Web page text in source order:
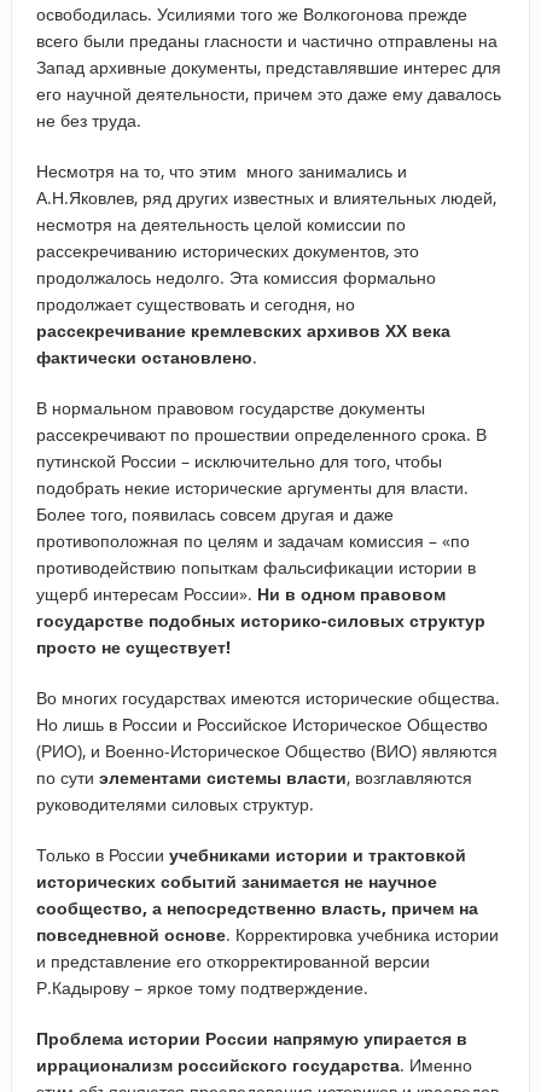
освободилась. Усилиями того же Волкогонова прежде
всего были преданы гласности и частично отправлены на
Запад архивные документы, представлявшие интерес для
его научной деятельности, причем это даже ему давалось
не без труда.
Несмотря на то, что этим много занимались и
А.Н.Яковлев, ряд других известных и влиятельных людей,
несмотря на деятельность целой комиссии по
рассекречиванию исторических документов, это
продолжалось недолго. Эта комиссия формально
продолжает существовать и сегодня, но
рассекречивание кремлевских архивов ХХ века
фактически остановлено.
В нормальном правовом государстве документы
рассекречивают по прошествии определенного срока. В
путинской России – исключительно для того, чтобы
подобрать некие исторические аргументы для власти.
Более того, появилась совсем другая и даже
противоположная по целям и задачам комиссия – «по
противодействию попыткам фальсификации истории в
ущерб интересам России». Ни в одном правовом
государстве подобных историко-силовых структур
просто не существует!
Во многих государствах имеются исторические общества.
Но лишь в России и Российское Историческое Общество
(РИО), и Военно-Историческое Общество (ВИО) являются
по сути элементами системы власти, возглавляются
руководителями силовых структур.
Только в России учебниками истории и трактовкой
исторических событий занимается не научное
сообщество, а непосредственно власть, причем на
повседневной основе. Корректировка учебника истории
и представление его откорректированной версии
Р.Кадырову – яркое тому подтверждение.
Проблема истории России напрямую упирается в
иррационализм российского государства. Именно